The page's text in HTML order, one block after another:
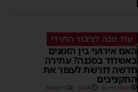
עוד מכה לציבור החרדי
האם אירועי בין הזמנים
באשדוד בסכנה? עתירה
חדשה דורשת לעצור את
התקציבים
מנחם דויטש 14:24 1 תגובות